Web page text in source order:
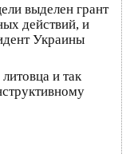
выделен грант
действий, и
Украины
и так